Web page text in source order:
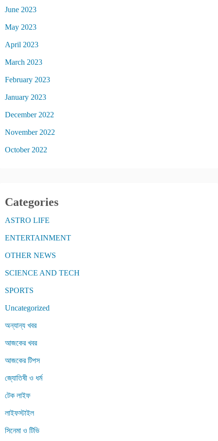
June 2023
May 2023
April 2023
March 2023
February 2023
January 2023
December 2022
November 2022
October 2022
Categories
ASTRO LIFE
ENTERTAINMENT
OTHER NEWS
SCIENCE AND TECH
SPORTS
Uncategorized
অন্যান্য খবর
আজকের খবর
আজকের টিপস
জ্যোতিষী ও ধর্ম
টেক লাইফ
লাইফস্টাইল
সিনেমা ও টিভি